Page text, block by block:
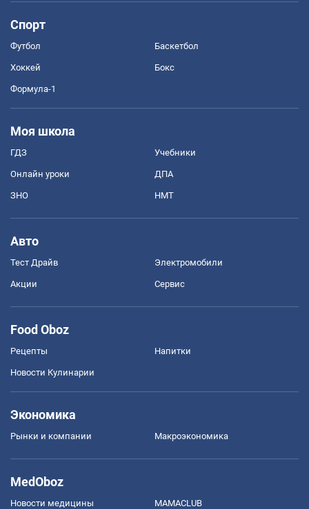
Спорт
Футбол Баскетбол
Хоккей Бокс
Формула-1
Моя школа
ГДЗ Учебники
Онлайн уроки ДПА
ЗНО НМТ
Авто
Тест Драйв Электромобили
Акции Сервис
Food Oboz
Рецепты Напитки
Новости Кулинарии
Экономика
Рынки и компании Mакроэкономика
MedOboz
Новости медицины MAMACLUB